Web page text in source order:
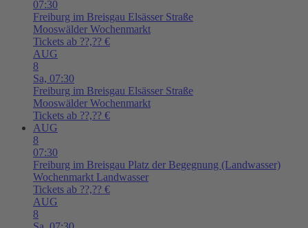
07:30
Freiburg im Breisgau Elsässer Straße
Mooswälder Wochenmarkt
Tickets ab ??,?? €
AUG
8
Sa, 07:30
Freiburg im Breisgau Elsässer Straße
Mooswälder Wochenmarkt
Tickets ab ??,?? €
AUG
8
07:30
Freiburg im Breisgau Platz der Begegnung (Landwasser)
Wochenmarkt Landwasser
Tickets ab ??,?? €
AUG
8